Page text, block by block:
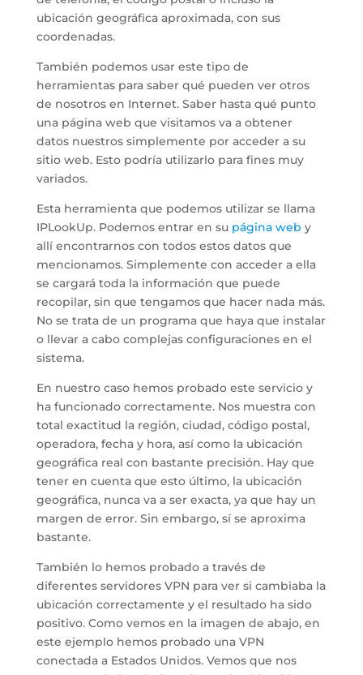
ubicación geográfica aproximada, con sus
coordenadas.
También podemos usar este tipo de
herramientas para saber qué pueden ver otros
de nosotros en Internet. Saber hasta qué punto
una página web que visitamos va a obtener
datos nuestros simplemente por acceder a su
sitio web. Esto podría utilizarlo para fines muy
variados.
Esta herramienta que podemos utilizar se llama
IPLookUp. Podemos entrar en su página web y
allí encontrarnos con todos estos datos que
mencionamos. Simplemente con acceder a ella
se cargará toda la información que puede
recopilar, sin que tengamos que hacer nada más.
No se trata de un programa que haya que instalar
o llevar a cabo complejas configuraciones en el
sistema.
En nuestro caso hemos probado este servicio y
ha funcionado correctamente. Nos muestra con
total exactitud la región, ciudad, código postal,
operadora, fecha y hora, así como la ubicación
geográfica real con bastante precisión. Hay que
tener en cuenta que esto último, la ubicación
geográfica, nunca va a ser exacta, ya que hay un
margen de error. Sin embargo, sí se aproxima
bastante.
También lo hemos probado a través de
diferentes servidores VPN para ver si cambiaba la
ubicación correctamente y el resultado ha sido
positivo. Como vemos en la imagen de abajo, en
este ejemplo hemos probado una VPN
conectada a Estados Unidos. Vemos que nos